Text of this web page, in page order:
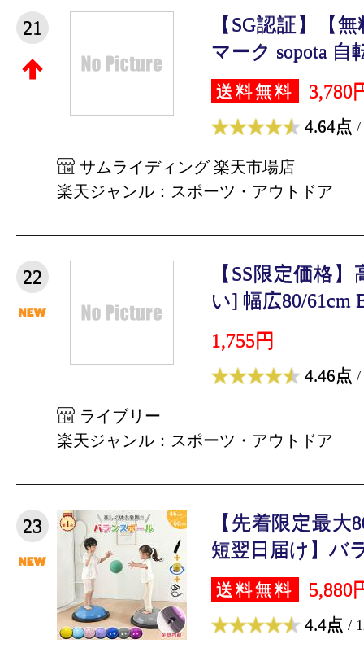
21
【SG認証】【
マーク sopota 自
送料無料 3,780
4.64点 /
サムライディング 楽天市場店
楽天ジャンル：スポーツ・アウトドア
22
【SS限定価格
い] 幅広80/61cm
1,755円
4.46点 /
ライブリー
楽天ジャンル：スポーツ・アウトドア
23
【先着限定最大
短翌日届け】バ
送料無料 5,880
4.4点 /